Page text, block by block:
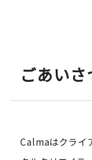
ごあいさ
Calmaはクライ